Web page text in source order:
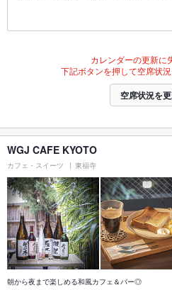
カレンダーの更新に
下記ボタンを押して空席状況
空席状況を
WGJ CAFE KYOTO
カフェ・スイーツ 東福寺
朝から夜まで楽しめる和風カフェ＆バー◎